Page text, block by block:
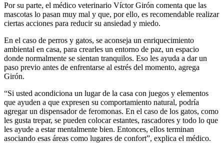
Por su parte, el médico veterinario Víctor Girón comenta que las
mascotas lo pasan muy mal y que, por ello, es recomendable realizar
ciertas acciones para reducir su ansiedad y miedo.
En el caso de perros y gatos, se aconseja un enriquecimiento
ambiental en casa, para crearles un entorno de paz, un espacio
donde normalmente se sientan tranquilos. Eso les ayuda a dar un
paso previo antes de enfrentarse al estrés del momento, agrega
Girón.
“Si usted acondiciona un lugar de la casa con juegos y elementos
que ayuden a que expresen su comportamiento natural, podría
agregar un dispensador de feromonas. En el caso de los gatos, como
les gusta trepar, se pueden colocar estantes, rascadores y todo lo que
les ayude a estar mentalmente bien. Entonces, ellos terminan
asociando esas áreas como lugares de confort”, explica el médico.